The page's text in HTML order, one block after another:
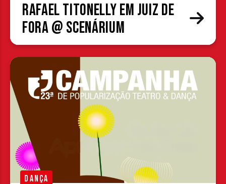
Rafael Titonelly em Juiz de
Fora @ Scenárium
DANÇA